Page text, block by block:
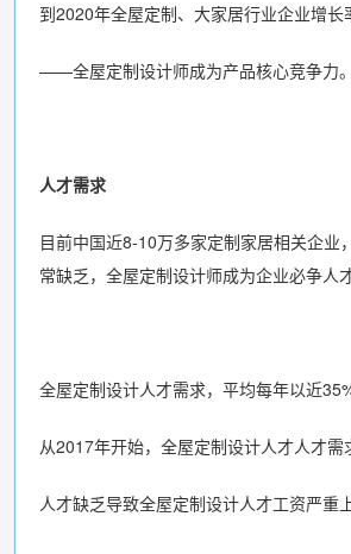
到2020年全屋定制、大家居行业企业增长
——全屋定制设计师成为产品核心竞争力。
人才需求
目前中国近8-10万多家定制家居相关企业
常缺乏，全屋定制设计师成为企业必争人才
全屋定制设计人才需求，平均每年以近
从2017年开始，全屋定制设计人才人才需
人才缺乏导致全屋定制设计人才工资严重上